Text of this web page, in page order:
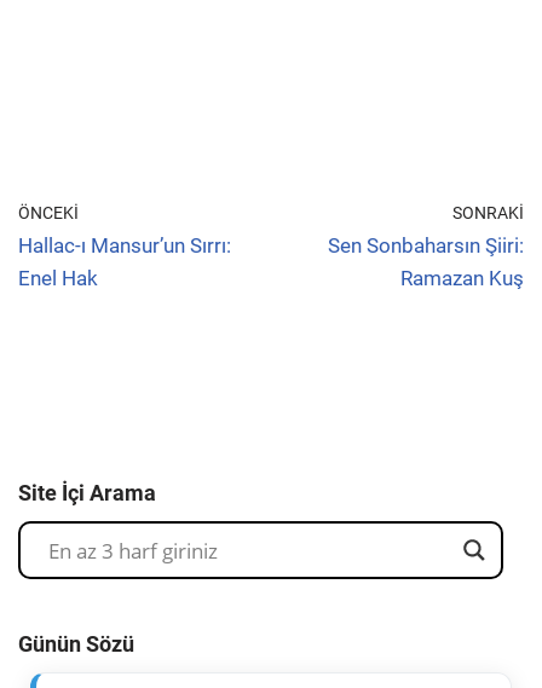
ÖNCEKI
Hallac-ı Mansur’un Sırrı:
Enel Hak
SONRAKI
Sen Sonbaharsın Şiiri:
Ramazan Kuş
Site İçi Arama
Günün Sözü